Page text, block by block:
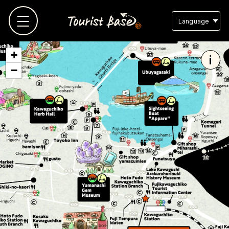
TOP
観光地MAP
観光地リスト
お気に入り
スタッフブログ
よくある質問
Language
+
−
i